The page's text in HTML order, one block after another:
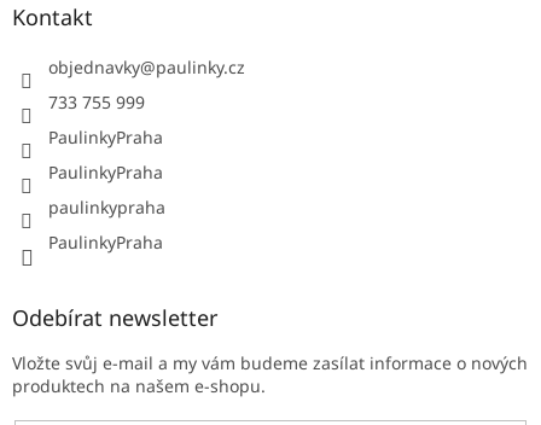
Kontakt
objednavky@paulinky.cz
733 755 999
PaulinkyPraha
PaulinkyPraha
paulinkypraha
PaulinkyPraha
Odebírat newsletter
Vložte svůj e-mail a my vám budeme zasílat informace o nových
produktech na našem e-shopu.